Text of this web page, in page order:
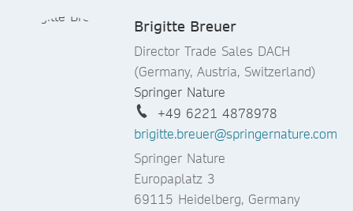
Brigitte Breuer
Director Trade Sales DACH
(Germany, Austria, Switzerland)
Springer Nature
+49 6221 4878978
brigitte.breuer@springernature.com
Springer Nature
Europaplatz 3
69115 Heidelberg, Germany